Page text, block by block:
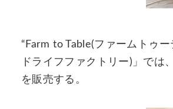
“Farm to Table(ファームトゥ
ドライフファクトリー)」で
を販売する。